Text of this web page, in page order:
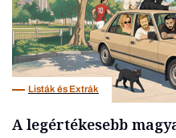
Listák és Extrák
A legértékesebb